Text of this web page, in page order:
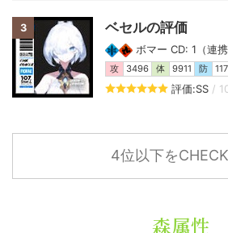
3 ベセルの評価
ボマー CD: 1（連
攻 3496 体 9911 防
評価:SS /
4位以下をCHECK
森属性